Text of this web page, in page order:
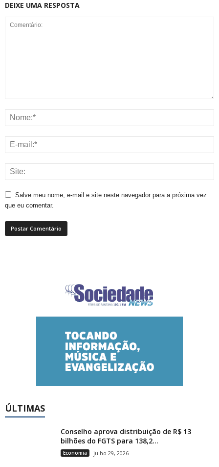
DEIXE UMA RESPOSTA
Salve meu nome, e-mail e site neste navegador para a próxima vez
que eu comentar.
ÚLTIMAS
Conselho aprova distribuição de R$ 13
bilhões do FGTS para 138,2...
Economia julho 29, 2026